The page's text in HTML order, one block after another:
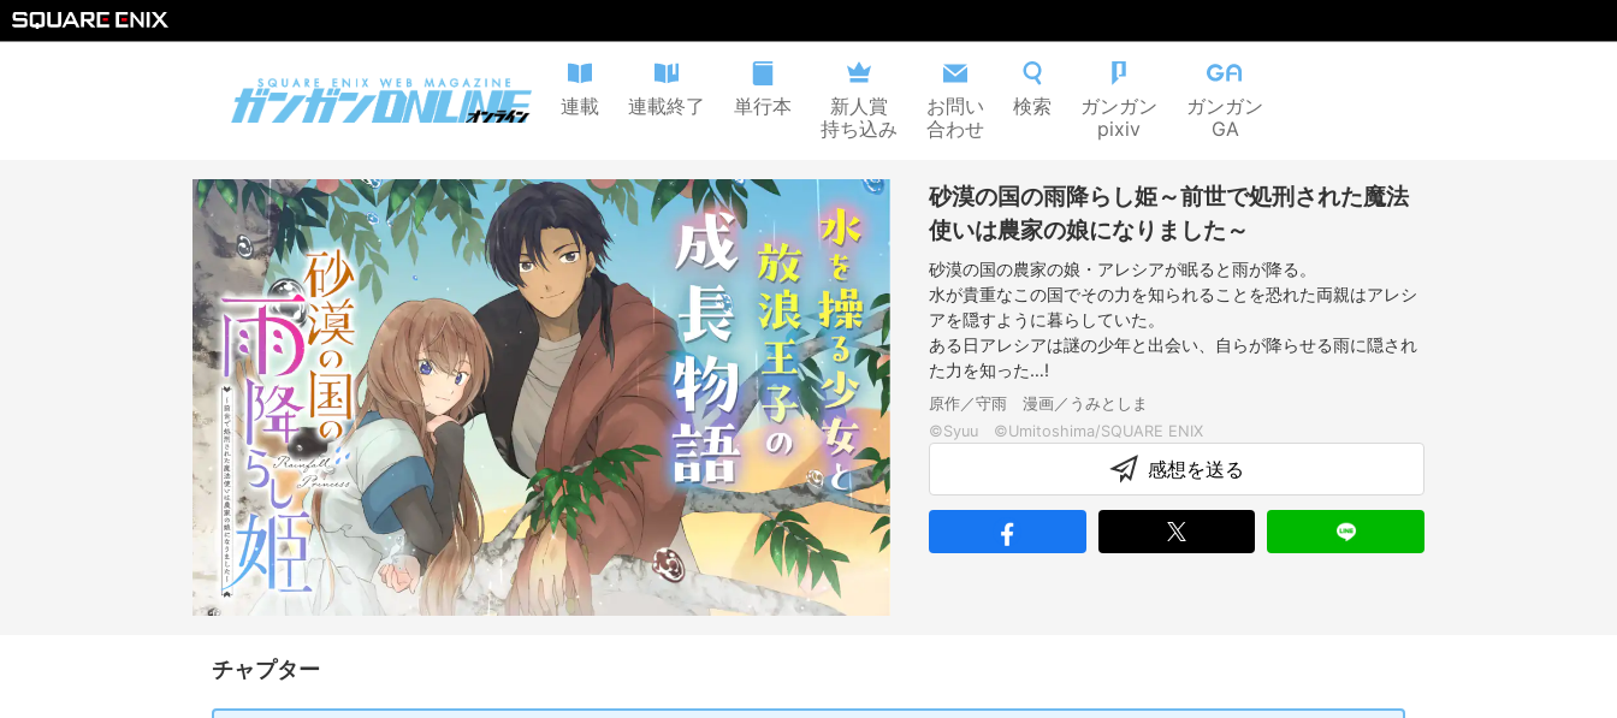
連載 連載終了 単行本
新人賞
持ち込み
お問い
合わせ
検索
ガンガン
pixiv
ガンガン
GA
砂漠の国の雨降らし姫～前世で処刑された魔法
使いは農家の娘になりました～
砂漠の国の農家の娘・アレシアが眠ると雨が降る。
水が貴重なこの国でその力を知られることを恐れた両親はアレシ
アを隠すように暮らしていた。
ある日アレシアは謎の少年と出会い、自らが降らせる雨に隠され
た力を知った…!
原作／守雨 漫画／うみとしま
感想を送る
チャプター